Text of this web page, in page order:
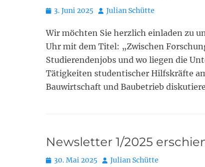
Posted
3. Juni 2025 Autor
Julian Schütte
Wir möchten Sie herzlich einladen zu
Uhr mit dem Titel: „Zwischen
Studierendenjobs und wo liegen die
Tätigkeiten studentischer Hilfskräfte
Bauwirtschaft und Baubetrieb
Newsletter 1/2025
Posted
30. Mai 2025 Autor
Julian Schütte